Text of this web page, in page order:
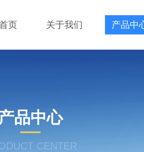
页 关于我们 产品中
品中心
CENTER